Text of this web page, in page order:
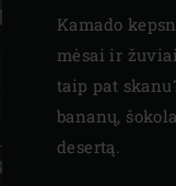
Kamado
mėsai ir
taip pat
bananų,
desertą.